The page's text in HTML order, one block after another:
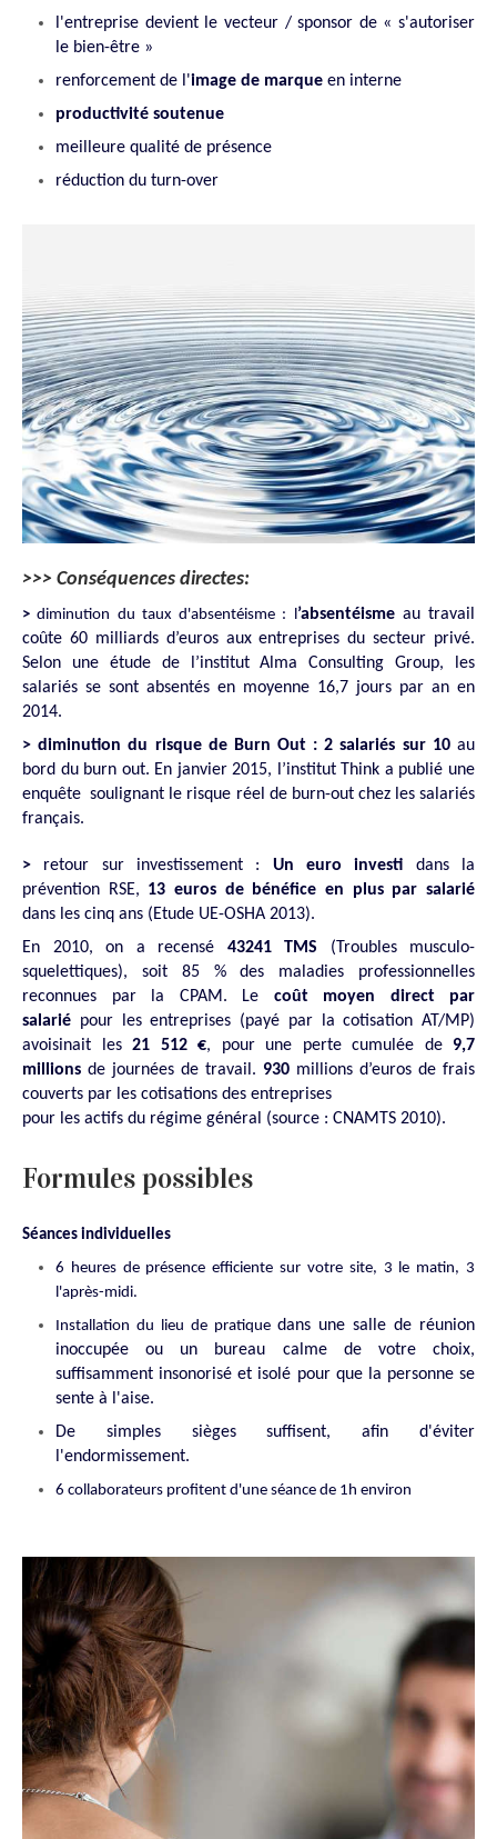
l'entreprise devient le vecteur / sponsor de « s'autoriser
le bien-être »
renforcement de l'image de marque en interne
productivité soutenue
meilleure qualité de présence
réduction du turn-over
>>> Conséquences directes:
>diminution du taux d'absentéisme : l’absentéisme au travail
coûte 60 milliards d’euros aux entreprises du secteur privé.
Selon une étude de l’institut Alma Consulting Group, les
salariés se sont absentés en moyenne 16,7 jours par an en
2014.
> diminution du risque de Burn Out : 2 salariés sur 10au
bord du burn out. En janvier 2015, l’institut Think a publié une
enquête soulignant le risque réel de burn-out chez les salariés
français.
> retour sur investissement : Un euro investi dans la
prévention RSE, 13 euros de bénéfice en plus par salarié
dans les cinq ans (Etude UE-OSHA 2013).
En 2010, on a recensé 43241 TMS (Troubles musculo-
squelettiques), soit 85 % des maladies professionnelles
reconnues par la CPAM. Le coût moyen direct par
salarié pour les entreprises (payé par la cotisation AT/MP)
avoisinait les 21 512 €, pour une perte cumulée de 9,7
millions de journées de travail. 930 millions d’euros de frais
couverts par les cotisations des entreprises
pour les actifs du régime général (source : CNAMTS 2010).
Formules possibles
Séances individuelles
6 heures de présence efficiente sur votre site, 3 le matin, 3
l'après-midi.
Installation du lieu de pratique dans une salle de réunion
inoccupée ou un bureau calme de votre choix,
suffisamment insonorisé et isolé pour que la personne se
sente à l'aise.
De simples sièges suffisent, afin d'éviter
l'endormissement.
6 collaborateurs profitent d'une séance de 1h environ